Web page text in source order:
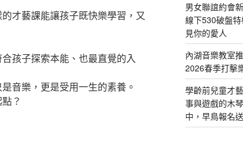
才藝課能讓孩子既快樂學習，又
孩子探索本能、也最直覺的入
音樂，更是受用一生的素養。
？
男女聯誼約會
線下530破盤
見你的愛人
內湖音樂教室
2026春季打擊
學齡前兒童才
事與遊戲的木
中，早鳥報名